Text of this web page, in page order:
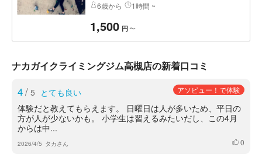
6歳から 1時間 ~
1,500 円 〜
ナカガイクライミングジム高槻店の新着口コミ
4/ 5 とても良い アソビュー！で体験
体験だと教えてもらえます。 日曜日は人が多いため、平日の
方が人が少ないかも。 小学生は習えるみたいだし、この4月
からは中...
2026/4/5 タカさん いいね
0